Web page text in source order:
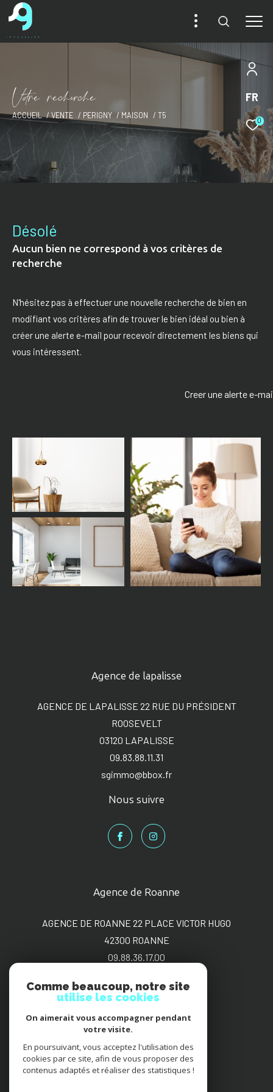
FR
0
Vore recece
ACCUEIL VENTE PERIGNY MAISON T5
Désolé
Aucun bien ne correspond à vos critères de
recherche
N'hésitez pas à effectuer une nouvelle recherche de bien en
modifiant vos critères afin de trouver le bien idéal ou bien à
créer une alerte e-mail pour recevoir directement les biens qui
vous intéressent.
Creer une alerte e-
Agence de Roanne
AGENCE DE ROANNE 22 PLACE VICTOR HUGO
42300
ROANNE
09.88.36.17.00
Agence de lapalisse
AGENCE DE LAPALISSE 22 RUE DU PRÉSIDENT
ROOSEVELT
03120
LAPALISSE
09.83.88.11.31
sgimmo@bbox.fr
Nous suivre
Adhérents
Comme beaucoup, notre site
utilise les cookies
On aimerait vous accompagner pendant
votre visite.
En poursuivant, vous acceptez l'utilisation des
cookies par ce site, afin de vous proposer des
contenus adaptés et réaliser des statistiques !